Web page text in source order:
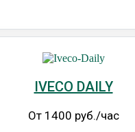
IVECO DAILY
От 1400 руб./час